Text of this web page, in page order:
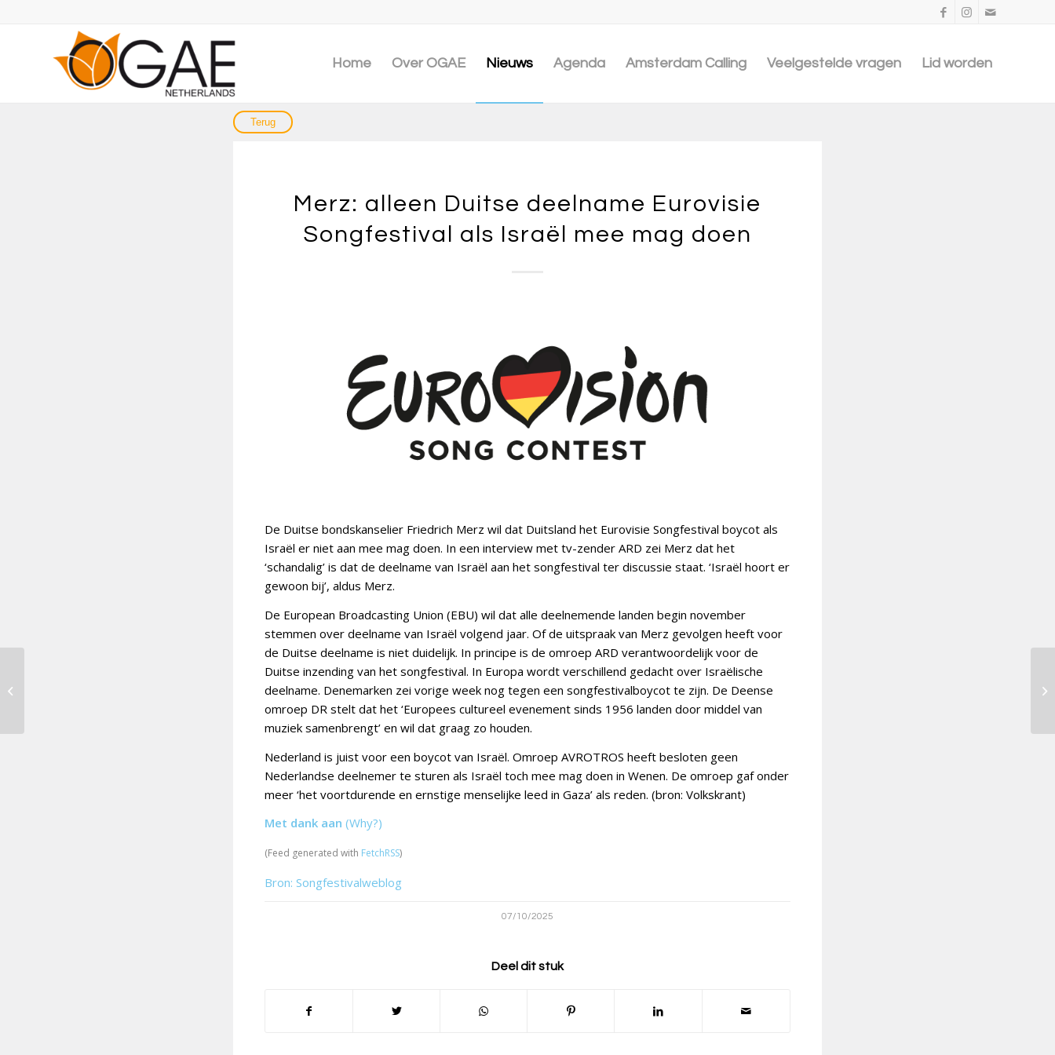
Home Over OGAE Nieuws Agenda Amsterdam Calling Veelgestelde vragen Lid worden
Merz: alleen Duitse deelname Eurovisie
Songfestival als Israël mee mag doen
De Duitse bondskanselier Friedrich Merz wil dat Duitsland het Eurovisie Songfestival boycot als
Israël er niet aan mee mag doen. In een interview met tv-zender ARD zei Merz dat het
‘schandalig’ is dat de deelname van Israël aan het songfestival ter discussie staat. ‘Israël hoort er
gewoon bij’, aldus Merz.
De European Broadcasting Union (EBU) wil dat alle deelnemende landen begin november
stemmen over deelname van Israël volgend jaar. Of de uitspraak van Merz gevolgen heeft voor
de Duitse deelname is niet duidelijk. In principe is de omroep ARD verantwoordelijk voor de
Duitse inzending van het songfestival. In Europa wordt verschillend gedacht over Israëlische
deelname. Denemarken zei vorige week nog tegen een songfestivalboycot te zijn. De Deense
omroep DR stelt dat het ‘Europees cultureel evenement sinds 1956 landen door middel van
muziek samenbrengt’ en wil dat graag zo houden.
Nederland is juist voor een boycot van Israël. Omroep AVROTROS heeft besloten geen
Nederlandse deelnemer te sturen als Israël toch mee mag doen in Wenen. De omroep gaf onder
meer ‘het voortdurende en ernstige menselijke leed in Gaza’ als reden. (bron: Volkskrant)
Met dank aan (Why?)
(Feed generated with FetchRSS)
Bron: Songfestivalweblog
07/10/2025
Deel dit stuk